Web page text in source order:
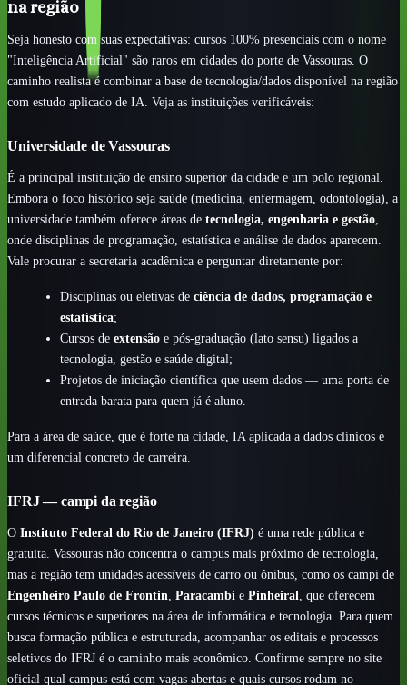
na região
Seja honesto com suas expectativas: cursos 100% presenciais com o nome
"Inteligência Artificial" são raros em cidades do porte de Vassouras. O
caminho realista é combinar a base de tecnologia/dados disponível na região
com estudo aplicado de IA. Veja as instituições verificáveis:
Universidade de Vassouras
É a principal instituição de ensino superior da cidade e um polo regional.
Embora o foco histórico seja saúde (medicina, enfermagem, odontologia), a
universidade também oferece áreas de tecnologia, engenharia e gestão
onde disciplinas de programação, estatística e análise de dados aparecem.
Vale procurar a secretaria acadêmica e perguntar diretamente por:
Disciplinas ou eletivas de ciência de dados, programação e
estatística;
Cursos de extensãoe pós-graduação (lato sensu) ligados a
tecnologia, gestão e saúde digital;
Projetos de iniciação científica que usem dados — uma porta de
entrada barata para quem já é aluno.
Para a área de saúde, que é forte na cidade, IA aplicada a dados clínicos é
um diferencial concreto de carreira.
IFRJ — campi da região
O Instituto Federal do Rio de Janeiro (IFRJ) é uma rede pública e
gratuita. Vassouras não concentra o campus mais próximo de tecnologia,
mas a região tem unidades acessíveis de carro ou ônibus, como os campi de
Engenheiro Paulo de Frontin Paracambi e Pinheiral , que oferecem
cursos técnicos e superiores na área de informática e tecnologia. Para quem
busca formação pública e estruturada, acompanhar os editais e processos
seletivos do IFRJ é o caminho mais econômico. Confirme sempre no site
oficial qual campus está com vagas abertas e quais cursos rodam no